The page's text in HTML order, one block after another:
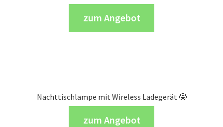
zum Angebot
Nachttischlampe mit Wireless Ladegerät 🤓
zum Angebot